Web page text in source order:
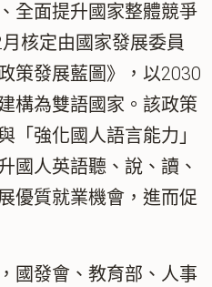
面提升國家整體競爭
核定由國家發展委員
策發展藍圖》，以2030
構為雙語國家。該政策
「強化國人語言能力」
國人英語聽、說、讀、
優質就業機會，進而促
發會、教育部、人事